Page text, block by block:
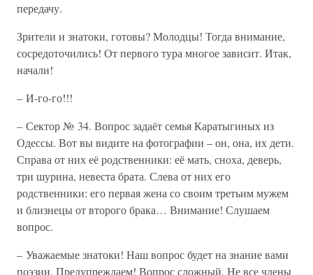
передачу.
Зрители и знатоки, готовы? Молодцы! Тогда внимание,
сосредоточились! От первого тура многое зависит. Итак,
начали!
– И-го-го!!!
– Сектор № 34. Вопрос задаёт семья Каратыгиных из
Одессы. Вот вы видите на фотографии – он, она, их дети.
Справа от них её родственники: её мать, сноха, деверь,
три шурина, невеста брата. Слева от них его
родственники: его первая жена со своим третьим мужем
и близнецы от второго брака… Внимание! Слушаем
вопрос.
– Уважаемые знатоки! Наш вопрос будет на знание вами
поэзии. Предупреждаем! Вопрос сложный. Не все члены